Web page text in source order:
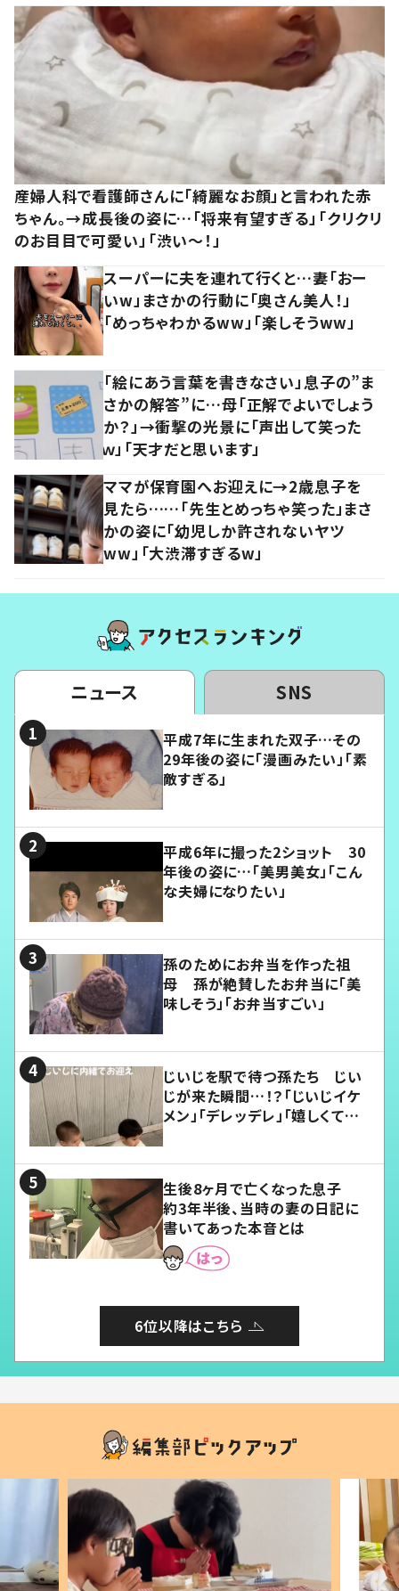
産婦人科で看護師さんに「綺麗なお顔」と言われた赤
ちゃん。→成長後の姿に…「将来有望すぎる」「クリクリ
のお目目で可愛い」「渋い～！」
スーパーに夫を連れて行くと…妻「おー
いw」まさかの行動に「奥さん美人！」
「めっちゃわかるww」「楽しそうww」
「絵にあう言葉を書きなさい」息子の”ま
さかの解答”に…母「正解でよいでしょう
か？」→衝撃の光景に「声出して笑った
ｗ」「天才だと思います」
ママが保育園へお迎えに→2歳息子を
見たら……「先生とめっちゃ笑った」まさ
かの姿に「幼児しか許されないヤツ
ww」「大渋滞すぎるw」
ニュース SNS
平成7年に生まれた双子…その
29年後の姿に「漫画みたい」「素
敵すぎる」
平成6年に撮った2ショット 30
年後の姿に…「美男美女」「こん
な夫婦になりたい」
孫のためにお弁当を作った祖
母 孫が絶賛したお弁当に「美
味しそう」「お弁当すごい」
じいじを駅で待つ孫たち じい
じが来た瞬間…！？「じいじイケ
メン」「デレッデレ」「嬉しくて可
生後8ヶ月で亡くなった息子
約3年半後、当時の妻の日記に
書いてあった本音とは
6位以降はこちら